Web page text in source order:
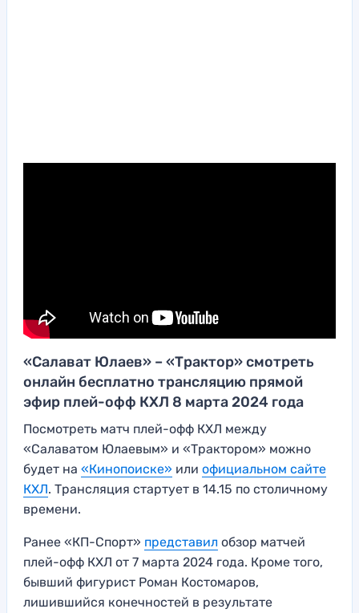
«Салават Юлаев» – «Трактор» смотреть
онлайн бесплатно трансляцию прямой
эфир плей-офф КХЛ 8 марта 2024 года
Посмотреть матч плей-офф КХЛ между
«Салаватом Юлаевым» и «Трактором» можно
будет на «Кинопоиске» или официальном сайте
КХЛ. Трансляция стартует в 14.15 по столичному
времени.
Ранее «КП-Спорт» представил обзор матчей
плей-офф КХЛ от 7 марта 2024 года. Кроме того,
бывший фигурист Роман Костомаров,
лишившийся конечностей в результате